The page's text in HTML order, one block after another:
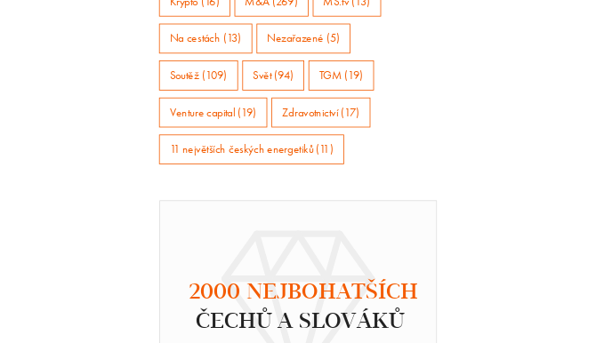
Na cestách (13) Nezařazené (5)
Soutěž (109) Svět (94) TGM (19)
Venture capital (19) Zdravotnictví (17)
11 největších českých energetiků (11)
2000 NEJBOHATŠÍCH
ČECHŮ A SLOVÁKŮ